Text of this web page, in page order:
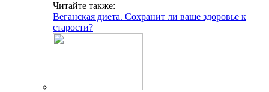
Читайте также:
Веганская диета. Сохранит ли ваше здоровье к
старости?